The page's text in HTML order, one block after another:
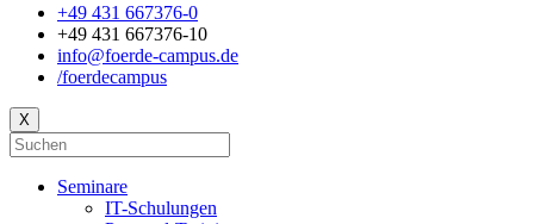
+49 431 667376-0
+49 431 667376-10
info@foerde-campus.de
/foerdecampus
X
Seminare
IT-Schulungen